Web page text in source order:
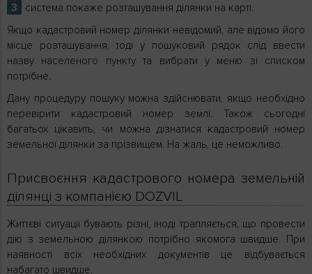
система покаже розташування ділянки на карті.
Якщо кадастровий номер ділянки невідомий, але відомо його
місце розташування, тоді у пошуковий рядок слід ввести
назву населеного пункту та вибрати у меню зі списком
потрібне.
Дану процедуру пошуку можна здійснювати, якщо необхідно
перевірити кадастровий номер землі. Також сьогодні
багатьох цікавить, чи можна дізнатися кадастровий номер
земельної ділянки за прізвищем. На жаль, це неможливо.
Присвоєння кадастрового номера земельній
ділянці з компанією DOZVIL
Життєві ситуації бувають різні, іноді трапляється, що провести
дію з земельною ділянкою потрібно якомога швидше. При
наявності всіх необхідних документів це відбувається
набагато швидше.